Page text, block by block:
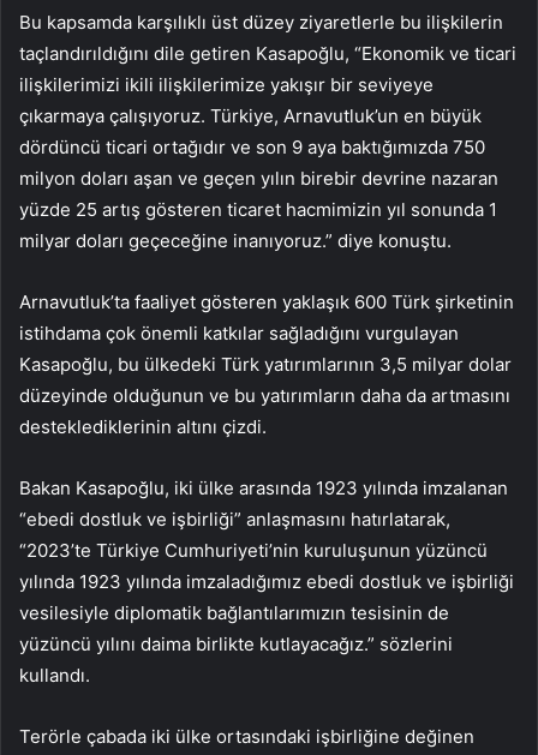
Bu kapsamda karşılıklı üst düzey ziyaretlerle bu ilişkilerin
taçlandırıldığını dile getiren Kasapoğlu, “Ekonomik ve ticari
ilişkilerimizi ikili ilişkilerimize yakışır bir seviyeye
çıkarmaya çalışıyoruz. Türkiye, Arnavutluk’un en büyük
dördüncü ticari ortağıdır ve son 9 aya baktığımızda 750
milyon doları aşan ve geçen yılın birebir devrine nazaran
yüzde 25 artış gösteren ticaret hacmimizin yıl sonunda 1
milyar doları geçeceğine inanıyoruz.” diye konuştu.
Arnavutluk’ta faaliyet gösteren yaklaşık 600 Türk şirketinin
istihdama çok önemli katkılar sağladığını vurgulayan
Kasapoğlu, bu ülkedeki Türk yatırımlarının 3,5 milyar dolar
düzeyinde olduğunun ve bu yatırımların daha da artmasını
desteklediklerinin altını çizdi.
Bakan Kasapoğlu, iki ülke arasında 1923 yılında imzalanan
“ebedi dostluk ve işbirliği” anlaşmasını hatırlatarak,
“2023’te Türkiye Cumhuriyeti’nin kuruluşunun yüzüncü
yılında 1923 yılında imzaladığımız ebedi dostluk ve işbirliği
vesilesiyle diplomatik bağlantılarımızın tesisinin de
yüzüncü yılını daima birlikte kutlayacağız.” sözlerini
kullandı.
Terörle çabada iki ülke ortasındaki işbirliğine değinen